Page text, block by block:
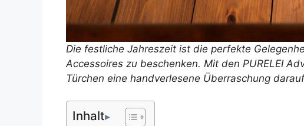
Die festliche Jahreszeit ist die perfekte
Accessoires zu beschenken. Mit den PURELEI
Türchen eine handverlesene Überraschung
Inhalt